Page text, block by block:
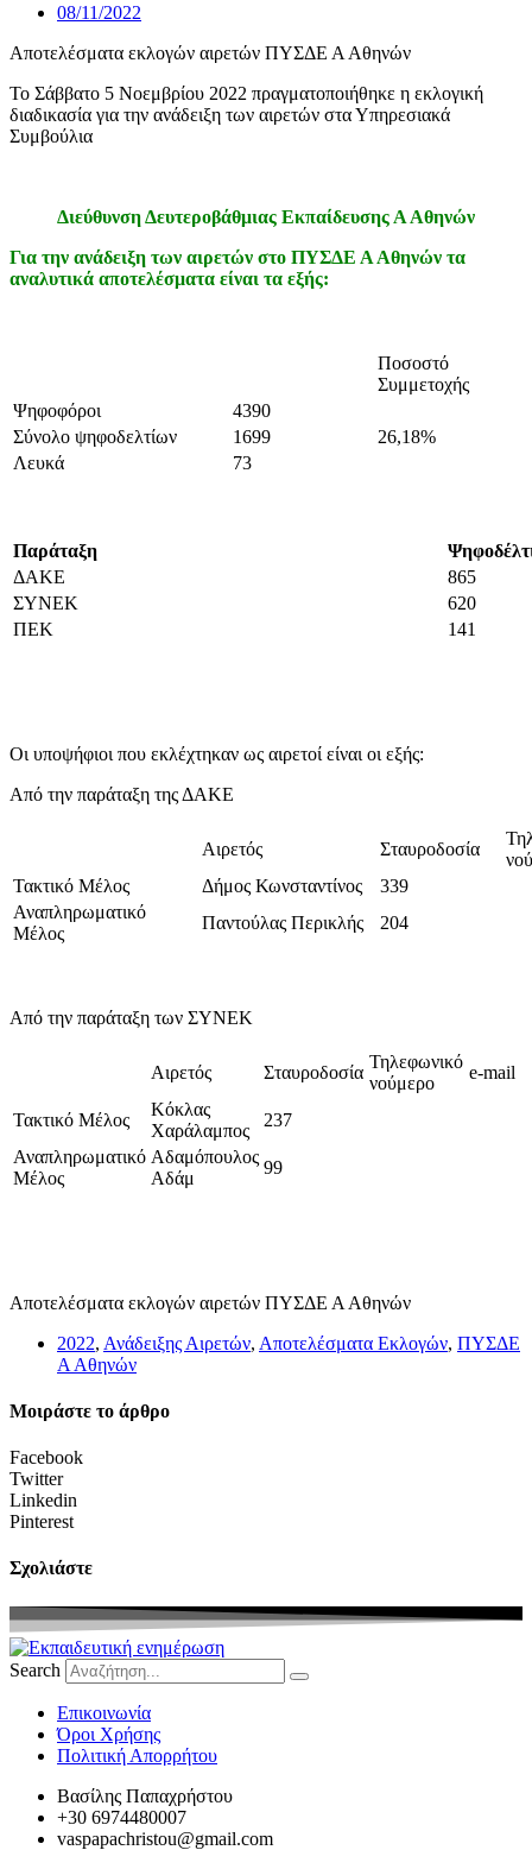
08/11/2022
Αποτελέσματα εκλογών αιρετών ΠΥΣΔΕ Α Αθηνών
Το Σάββατο 5 Νοεμβρίου 2022 πραγματοποιήθηκε η εκλογική
διαδικασία για την ανάδειξη των αιρετών στα Υπηρεσιακά
Συμβούλια
Διεύθυνση Δευτεροβάθμιας Εκπαίδευσης Α Αθηνών
Για την ανάδειξη των αιρετών στο ΠΥΣΔΕ Α Αθηνών τα
αναλυτικά αποτελέσματα είναι τα εξής:
Ποσοστό
Συμμετοχής
Ψηφοφόροι
4390
26,18%
Σύνολο ψηφοδελτίων
1699
Λευκά
73
Παράταξη
ΔΑΚΕ
865
ΣΥΝΕΚ
620
ΠΕΚ
141
Οι υποψήφιοι που εκλέχτηκαν ως αιρετοί είναι οι εξής:
Από την παράταξη της ΔΑΚΕ
Αιρετός Σταυροδοσία
Τακτικό Μέλος
Δήμος Κωνσταντίνος
339
Αναπληρωματικό
Μέλος
Παντούλας Περικλής 204
Από την παράταξη των ΣΥΝΕΚ
Αιρετός Σταυροδοσία
Τηλεφωνικό
νούμερο
e-mail
Τακτικό Μέλος
Κόκλας
Χαράλαμπος
237
Αναπληρωματικό
Μέλος
Αδαμόπουλος
Αδάμ
99
Αποτελέσματα εκλογών αιρετών ΠΥΣΔΕ Α Αθηνών
2022, Ανάδειξης Αιρετών, Αποτελέσματα Εκλογών, ΠΥΣΔΕ
Α Αθηνών
Μοιράστε το άρθρο
Facebook
Twitter
Linkedin
Pinterest
Σχολιάστε
Search
Eπικοινωνία
Όροι Χρήσης
Πολιτική Απορρήτου
Βασίλης Παπαχρήστου
+30 6974480007
vaspapachristou@gmail.com